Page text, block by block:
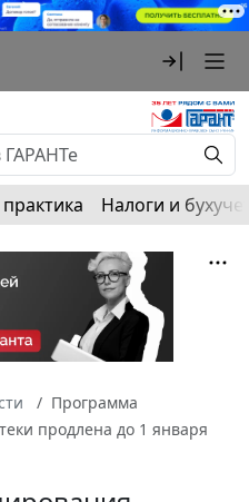
Налоги и
Программа
продлена до 1 января